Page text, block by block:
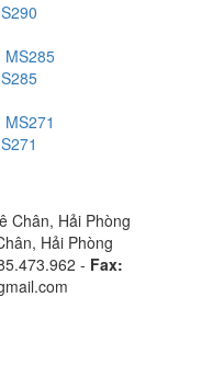
Chân, Hải Phòng
Hải Phòng
- Fax: